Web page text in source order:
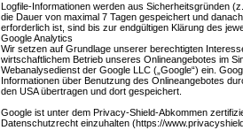
Logfile-Informationen werden aus Sicherheitsgründen
die Dauer von maximal 7 Tagen gespeichert und
erforderlich ist, sind bis zur endgültigen Klärung des
Google Analytics
Wir setzen auf Grundlage unserer berechtigten
wirtschaftlichem Betrieb unseres Onlineangebotes im
Webanalysedienst der Google LLC („Google“) ein.
Informationen über Benutzung des Onlineangebotes
den USA übertragen und dort gespeichert.
Google ist unter dem Privacy-Shield-Abkommen
Datenschutzrecht einzuhalten (https://